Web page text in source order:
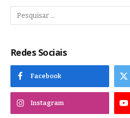
Redes Sociais
Facebook
Instagram